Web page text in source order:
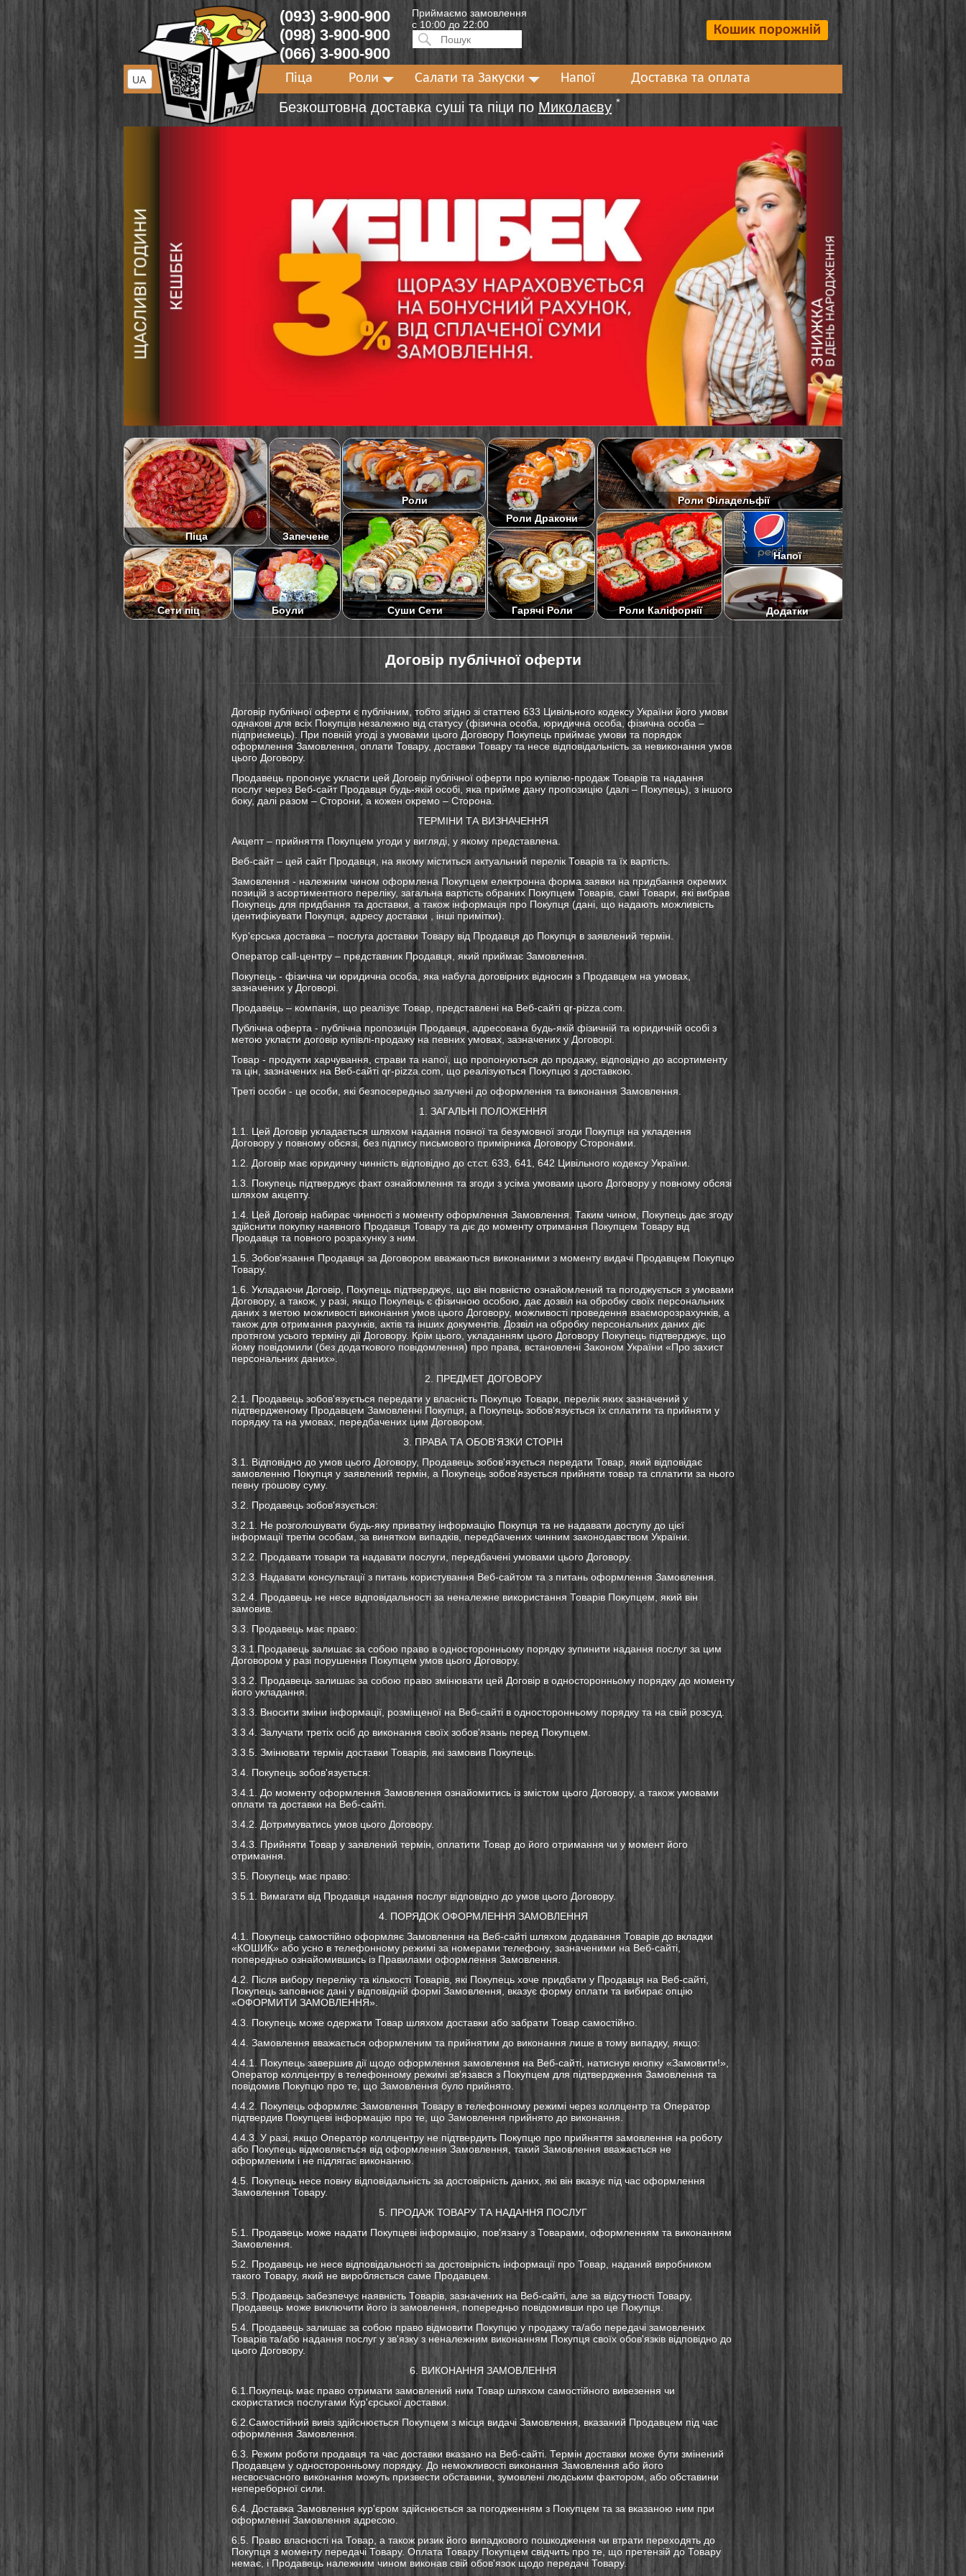
(093) 3-900-900
(098) 3-900-900
(066) 3-900-900
Приймаємо замовлення
с 10:00 до 22:00
Искать:ПОИСК Кошик порожній
Піца Роли Салати та Закуски Напої Доставка та оплата
Безкоштовна доставка суші та піци по Миколаєву *
UA
Піца Запечене
Роли
Роли Дракони
Роли Філадельфії
Сети піц Боули Суши Сети Гарячі Роли Роли Каліфорнії
Напої
Додатки
Договір публічної оферти
Договір публічної оферти є публічним, тобто згідно зі статтею 633 Цивільного кодексу України його умови
однакові для всіх Покупців незалежно від статусу (фізична особа, юридична особа, фізична особа –
підприємець). При повній угоді з умовами цього Договору Покупець приймає умови та порядок
оформлення Замовлення, оплати Товару, доставки Товару та несе відповідальність за невиконання умов
цього Договору.
Продавець пропонує укласти цей Договір публічної оферти про купівлю-продаж Товарів та надання
послуг через Веб-сайт Продавця будь-якій особі, яка прийме дану пропозицію (далі – Покупець), з іншого
боку, далі разом – Сторони, а кожен окремо – Сторона.
ТЕРМІНИ ТА ВИЗНАЧЕННЯ
Акцепт – прийняття Покупцем угоди у вигляді, у якому представлена.
Веб-сайт – цей сайт Продавця, на якому міститься актуальний перелік Товарів та їх вартість.
Замовлення - належним чином оформлена Покупцем електронна форма заявки на придбання окремих
позицій з асортиментного переліку, загальна вартість обраних Покупцем Товарів, самі Товари, які вибрав
Покупець для придбання та доставки, а також інформація про Покупця (дані, що надають можливість
ідентифікувати Покупця, адресу доставки , інші примітки).
Кур'єрська доставка – послуга доставки Товару від Продавця до Покупця в заявлений термін.
Оператор call-центру – представник Продавця, який приймає Замовлення.
Покупець - фізична чи юридична особа, яка набула договірних відносин з Продавцем на умовах,
зазначених у Договорі.
Продавець – компанія, що реалізує Товар, представлені на Веб-сайті qr-pizza.com.
Публічна оферта - публічна пропозиція Продавця, адресована будь-якій фізичній та юридичній особі з
метою укласти договір купівлі-продажу на певних умовах, зазначених у Договорі.
Товар - продукти харчування, страви та напої, що пропонуються до продажу, відповідно до асортименту
та цін, зазначених на Веб-сайті qr-pizza.com, що реалізуються Покупцю з доставкою.
Треті особи - це особи, які безпосередньо залучені до оформлення та виконання Замовлення.
1. ЗАГАЛЬНІ ПОЛОЖЕННЯ
1.1. Цей Договір укладається шляхом надання повної та безумовної згоди Покупця на укладення
Договору у повному обсязі, без підпису письмового примірника Договору Сторонами.
1.2. Договір має юридичну чинність відповідно до ст.ст. 633, 641, 642 Цивільного кодексу України.
1.3. Покупець підтверджує факт ознайомлення та згоди з усіма умовами цього Договору у повному обсязі
шляхом акцепту.
1.4. Цей Договір набирає чинності з моменту оформлення Замовлення. Таким чином, Покупець дає згоду
здійснити покупку наявного Продавця Товару та діє до моменту отримання Покупцем Товару від
Продавця та повного розрахунку з ним.
1.5. Зобов'язання Продавця за Договором вважаються виконаними з моменту видачі Продавцем Покупцю
Товару.
1.6. Укладаючи Договір, Покупець підтверджує, що він повністю ознайомлений та погоджується з умовами
Договору, а також, у разі, якщо Покупець є фізичною особою, дає дозвіл на обробку своїх персональних
даних з метою можливості виконання умов цього Договору, можливості проведення взаєморозрахунків, а
також для отримання рахунків, актів та інших документів. Дозвіл на обробку персональних даних діє
протягом усього терміну дії Договору. Крім цього, укладанням цього Договору Покупець підтверджує, що
йому повідомили (без додаткового повідомлення) про права, встановлені Законом України «Про захист
персональних даних».
2. ПРЕДМЕТ ДОГОВОРУ
2.1. Продавець зобов'язується передати у власність Покупцю Товари, перелік яких зазначений у
підтвердженому Продавцем Замовленні Покупця, а Покупець зобов'язується їх сплатити та прийняти у
порядку та на умовах, передбачених цим Договором.
3. ПРАВА ТА ОБОВ'ЯЗКИ СТОРІН
3.1. Відповідно до умов цього Договору, Продавець зобов'язується передати Товар, який відповідає
замовленню Покупця у заявлений термін, а Покупець зобов'язується прийняти товар та сплатити за нього
певну грошову суму.
3.2. Продавець зобов'язується:
3.2.1. Не розголошувати будь-яку приватну інформацію Покупця та не надавати доступу до цієї
інформації третім особам, за винятком випадків, передбачених чинним законодавством України.
3.2.2. Продавати товари та надавати послуги, передбачені умовами цього Договору.
3.2.3. Надавати консультації з питань користування Веб-сайтом та з питань оформлення Замовлення.
3.2.4. Продавець не несе відповідальності за неналежне використання Товарів Покупцем, який він
замовив.
3.3. Продавець має право:
3.3.1.Продавець залишає за собою право в односторонньому порядку зупинити надання послуг за цим
Договором у разі порушення Покупцем умов цього Договору.
3.3.2. Продавець залишає за собою право змінювати цей Договір в односторонньому порядку до моменту
його укладання
3.3.3. Вносити зміни інформації, розміщеної на Веб-сайті в односторонньому порядку та на свій розсуд.
3.3.4. Залучати третіх осіб до виконання своїх зобов'язань перед Покупцем.
3.3.5. Змінювати термін доставки Товарів, які замовив Покупець.
3.4. Покупець зобов'язується:
3.4.1. До моменту оформлення Замовлення ознайомитись із змістом цього Договору, а також умовами
оплати та доставки на Веб-сайті.
3.4.2. Дотримуватись умов цього Договору.
3.4.3. Прийняти Товар у заявлений термін, оплатити Товар до його отримання чи у момент його
отримання.
3.5. Покупець має право:
3.5.1. Вимагати від Продавця надання послуг відповідно до умов цього Договору.
4. ПОРЯДОК ОФОРМЛЕННЯ ЗАМОВЛЕННЯ
4.1. Покупець самостійно оформляє Замовлення на Веб-сайті шляхом додавання Товарів до вкладки
«КОШИК» або усно в телефонному режимі за номерами телефону, зазначеними на Веб-сайті,
попередньо ознайомившись із Правилами оформлення Замовлення.
4.2. Після вибору переліку та кількості Товарів, які Покупець хоче придбати у Продавця на Веб-сайті,
Покупець заповнює дані у відповідній формі Замовлення, вказує форму оплати та вибирає опцію
«ОФОРМИТИ ЗАМОВЛЕННЯ».
4.3. Покупець може одержати Товар шляхом доставки або забрати Товар самостійно.
4.4. Замовлення вважається оформленим та прийнятим до виконання лише в тому випадку, якщо:
4.4.1. Покупець завершив дії щодо оформлення замовлення на Веб-сайті, натиснув кнопку «Замовити!»,
Оператор коллцентру в телефонному режимі зв'язався з Покупцем для підтвердження Замовлення та
повідомив Покупцю про те, що Замовлення було прийнято.
4.4.2. Покупець оформляє Замовлення Товару в телефонному режимі через коллцентр та Оператор
підтвердив Покупцеві інформацію про те, що Замовлення прийнято до виконання.
4.4.3. У разі, якщо Оператор коллцентру не підтвердить Покупцю про прийняття замовлення на роботу
або Покупець відмовляється від оформлення Замовлення, такий Замовлення вважається не
оформленим і не підлягає виконанню.
4.5. Покупець несе повну відповідальність за достовірність даних, які він вказує під час оформлення
Замовлення Товару.
5. ПРОДАЖ ТОВАРУ ТА НАДАННЯ ПОСЛУГ
5.1. Продавець може надати Покупцеві інформацію, пов'язану з Товарами, оформленням та виконанням
Замовлення.
5.2. Продавець не несе відповідальності за достовірність інформації про Товар, наданий виробником
такого Товару, який не виробляється саме Продавцем.
5.3. Продавець забезпечує наявність Товарів, зазначених на Веб-сайті, але за відсутності Товару,
Продавець може виключити його із замовлення, попередньо повідомивши про це Покупця.
5.4. Продавець залишає за собою право відмовити Покупцю у продажу та/або передачі замовлених
Товарів та/або надання послуг у зв'язку з неналежним виконанням Покупця своїх обов'язків відповідно до
цього Договору.
6. ВИКОНАННЯ ЗАМОВЛЕННЯ
6.1.Покупець має право отримати замовлений ним Товар шляхом самостійного вивезення чи
скористатися послугами Кур'єрської доставки.
6.2.Самостійний вивіз здійснюється Покупцем з місця видачі Замовлення, вказаний Продавцем під час
оформлення Замовлення.
6.3. Режим роботи продавця та час доставки вказано на Веб-сайті. Термін доставки може бути змінений
Продавцем у односторонньому порядку. До неможливості виконання Замовлення або його
несвоєчасного виконання можуть призвести обставини, зумовлені людським фактором, або обставини
непереборної сили.
6.4. Доставка Замовлення кур'єром здійснюється за погодженням з Покупцем та за вказаною ним при
оформленні Замовлення адресою.
6.5. Право власності на Товар, а також ризик його випадкового пошкодження чи втрати переходять до
Покупця з моменту передачі Товару. Оплата Товару Покупцем свідчить про те, що претензій до Товару
немає, і Продавець належним чином виконав свій обов'язок щодо передачі Товару.